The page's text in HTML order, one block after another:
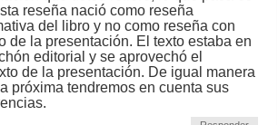
reseña nació como reseña
del libro y no como reseña con
de la presentación. El texto estaba en
editorial y se aprovechó el
de la presentación. De igual manera
próxima tendremos en cuenta sus